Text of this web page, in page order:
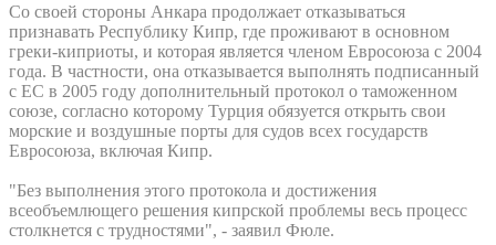
Со своей стороны Анкара продолжает отказываться
признавать Республику Кипр, где проживают в основном
греки-киприоты, и которая является членом Евросоюза с 2004
года. В частности, она отказывается выполнять подписанный
с ЕС в 2005 году дополнительный протокол о таможенном
союзе, согласно которому Турция обязуется открыть свои
морские и воздушные порты для судов всех государств
Евросоюза, включая Кипр.
"Без выполнения этого протокола и достижения
всеобъемлющего решения кипрской проблемы весь процесс
столкнется с трудностями", - заявил Фюле.